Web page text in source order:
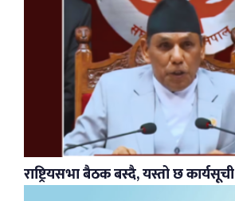
राष्ट्रियसभा बैठक बस्दै, यस्तो छ कार्यसूची